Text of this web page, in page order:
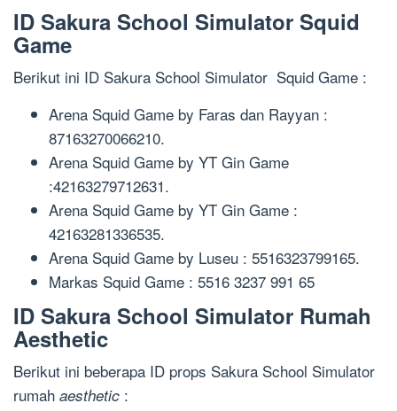
ID Sakura School Simulator Squid
Game
Berikut ini ID Sakura School Simulator Squid Game :
Arena Squid Game by Faras dan Rayyan :
87163270066210.
Arena Squid Game by YT Gin Game
:42163279712631.
Arena Squid Game by YT Gin Game :
42163281336535.
Arena Squid Game by Luseu : 5516323799165.
Markas Squid Game : 5516 3237 991 65
ID Sakura School Simulator Rumah
Aesthetic
Berikut ini beberapa ID props Sakura School Simulator
rumah aesthetic :